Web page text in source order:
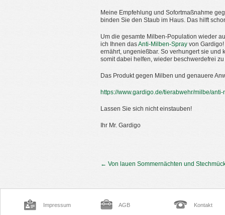
Meine Empfehlung und Sofortmaßnahme
binden Sie den Staub im Haus. Das hilft
Um die gesamte Milben-Population wieder
ich Ihnen dasAnti-Milben-Spray von
ernährt, ungenießbar. So verhungert sie
somit dabei helfen, wieder beschwerdefrei
Das Produkt gegen Milben und genauere
https://www.gardigo.de/tierabwehr/milbe/
Lassen Sie sich nicht einstauben!
Ihr Mr. Gardigo
← Von lauen Sommernächten und
Impressum AGB Kontakt